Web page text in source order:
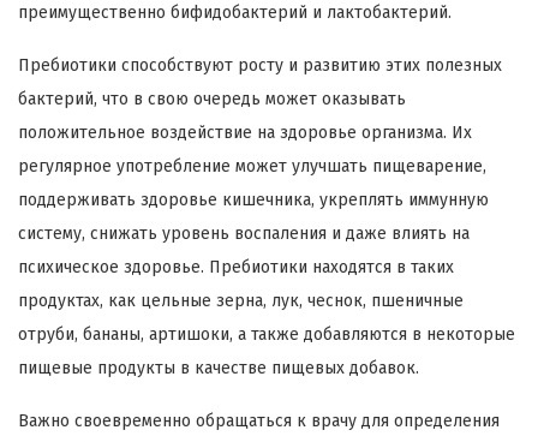
преимущественно бифидобактерий и лактобактерий.
Пребиотики способствуют росту и развитию этих полезных
бактерий, что в свою очередь может оказывать
положительное воздействие на здоровье организма. Их
регулярное употребление может улучшать пищеварение,
поддерживать здоровье кишечника, укреплять иммунную
систему, снижать уровень воспаления и даже влиять на
психическое здоровье. Пребиотики находятся в таких
продуктах, как цельные зерна, лук, чеснок, пшеничные
отруби, бананы, артишоки, а также добавляются в некоторые
пищевые продукты в качестве пищевых добавок.
Важно своевременно обращаться к врачу для определения